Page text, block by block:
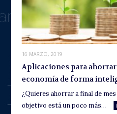
16 MARZO, 2019
Aplicaciones para
economía de forma
¿Quieres ahorrar a final de
objetivo está un poco más…